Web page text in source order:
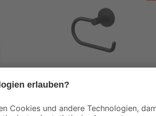
Toilettenpapierhalter